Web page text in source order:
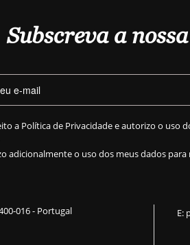
Subscreva a
a Política de Privacidadee autorizo o uso
adicionalmente o uso dos meus dados para
016 - Portugal
E: